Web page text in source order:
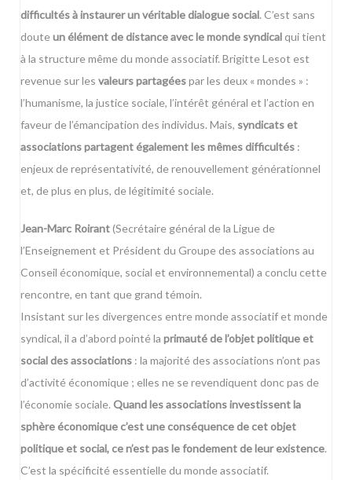
difficultés à instaurer un véritable dialogue social. C’est sans
douteun élément de distance avec le monde syndicalqui tient
à la structure même du monde associatif. Brigitte Lesot est
revenue sur les valeurs partagéespar les deux « mondes » :
l’humanisme, la justice sociale, l’intérêt général et l’action en
faveur de l’émancipation des individus. Mais, syndicats et
associations partagent également les mêmes difficultés :
enjeux de représentativité, de renouvellement générationnel
et, de plus en plus, de légitimité sociale.
Jean-Marc Roirant(Secrétaire général de la Ligue de
l’Enseignement et Président du Groupe des associations au
Conseil économique, social et environnemental) a conclu cette
rencontre, en tant que grand témoin.
Insistant sur les divergences entre monde associatif et monde
syndical, il a d’abord pointé la primauté de l’objet politique et
social des associations : la majorité des associations n’ont pas
d’activité économique ; elles ne se revendiquent donc pas de
l’économie sociale. Quand les associations investissent la
sphère économique c’est une conséquence de cet objet
politique et social, ce n’est pas le fondement de leur existence.
C’est la spécificité essentielle du monde associatif.